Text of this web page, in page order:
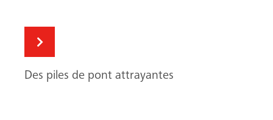
Des piles de pont attrayantes